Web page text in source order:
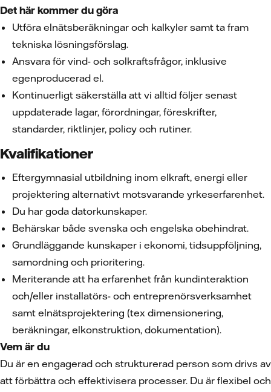
Det här kommer du göra
Utföra elnätsberäkningar och kalkyler samt ta fram
tekniska lösningsförslag.
Ansvara för vind- och solkraftsfrågor, inklusive
egenproducerad el.
Kontinuerligt säkerställa att vi alltid följer senast
uppdaterade lagar, förordningar, föreskrifter,
standarder, riktlinjer, policy och rutiner.
Kvalifikationer
Eftergymnasial utbildning inom elkraft, energi eller
projektering alternativt motsvarande yrkeserfarenhet.
Du har goda datorkunskaper.
Behärskar både svenska och engelska obehindrat.
Grundläggande kunskaper i ekonomi, tidsuppföljning,
samordning och prioritering.
Meriterande att ha erfarenhet från kundinteraktion
och/eller installatörs- och entreprenörsverksamhet
samt elnätsprojektering (tex dimensionering,
beräkningar, elkonstruktion, dokumentation).
Vem är du
Du är en engagerad och strukturerad person som drivs av
att förbättra och effektivisera processer. Du är flexibel och